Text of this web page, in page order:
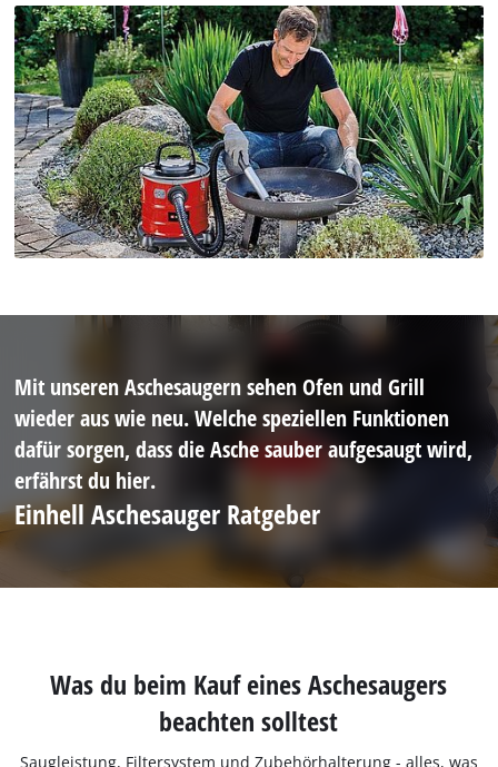
Mit unseren Aschesaugern sehen Ofen und Grill
wieder aus wie neu. Welche speziellen Funktionen
dafür sorgen, dass die Asche sauber aufgesaugt wird,
erfährst du hier.
Einhell Aschesauger Ratgeber
Was du beim Kauf eines Aschesaugers
beachten solltest
Saugleistung, Filtersystem und Zubehörhalterung - alles, was